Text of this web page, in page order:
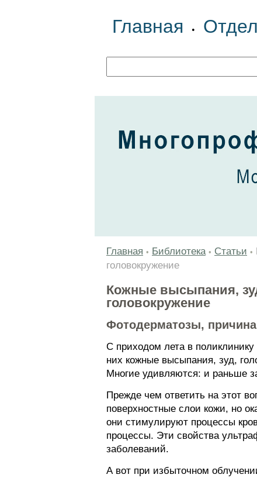
Главная •
Главная • Библиотека • Статьи •
головокружение
Кожные высыпания,
головокружение
Фотодерматозы,
С приходом лета в
них кожные высыпания, зуд,
Многие удивляются: и раньше
Прежде чем ответить на этот
поверхностные слои кожи, но
они стимулируют процессы
процессы. Эти свойства
заболеваний.
А вот при избыточном